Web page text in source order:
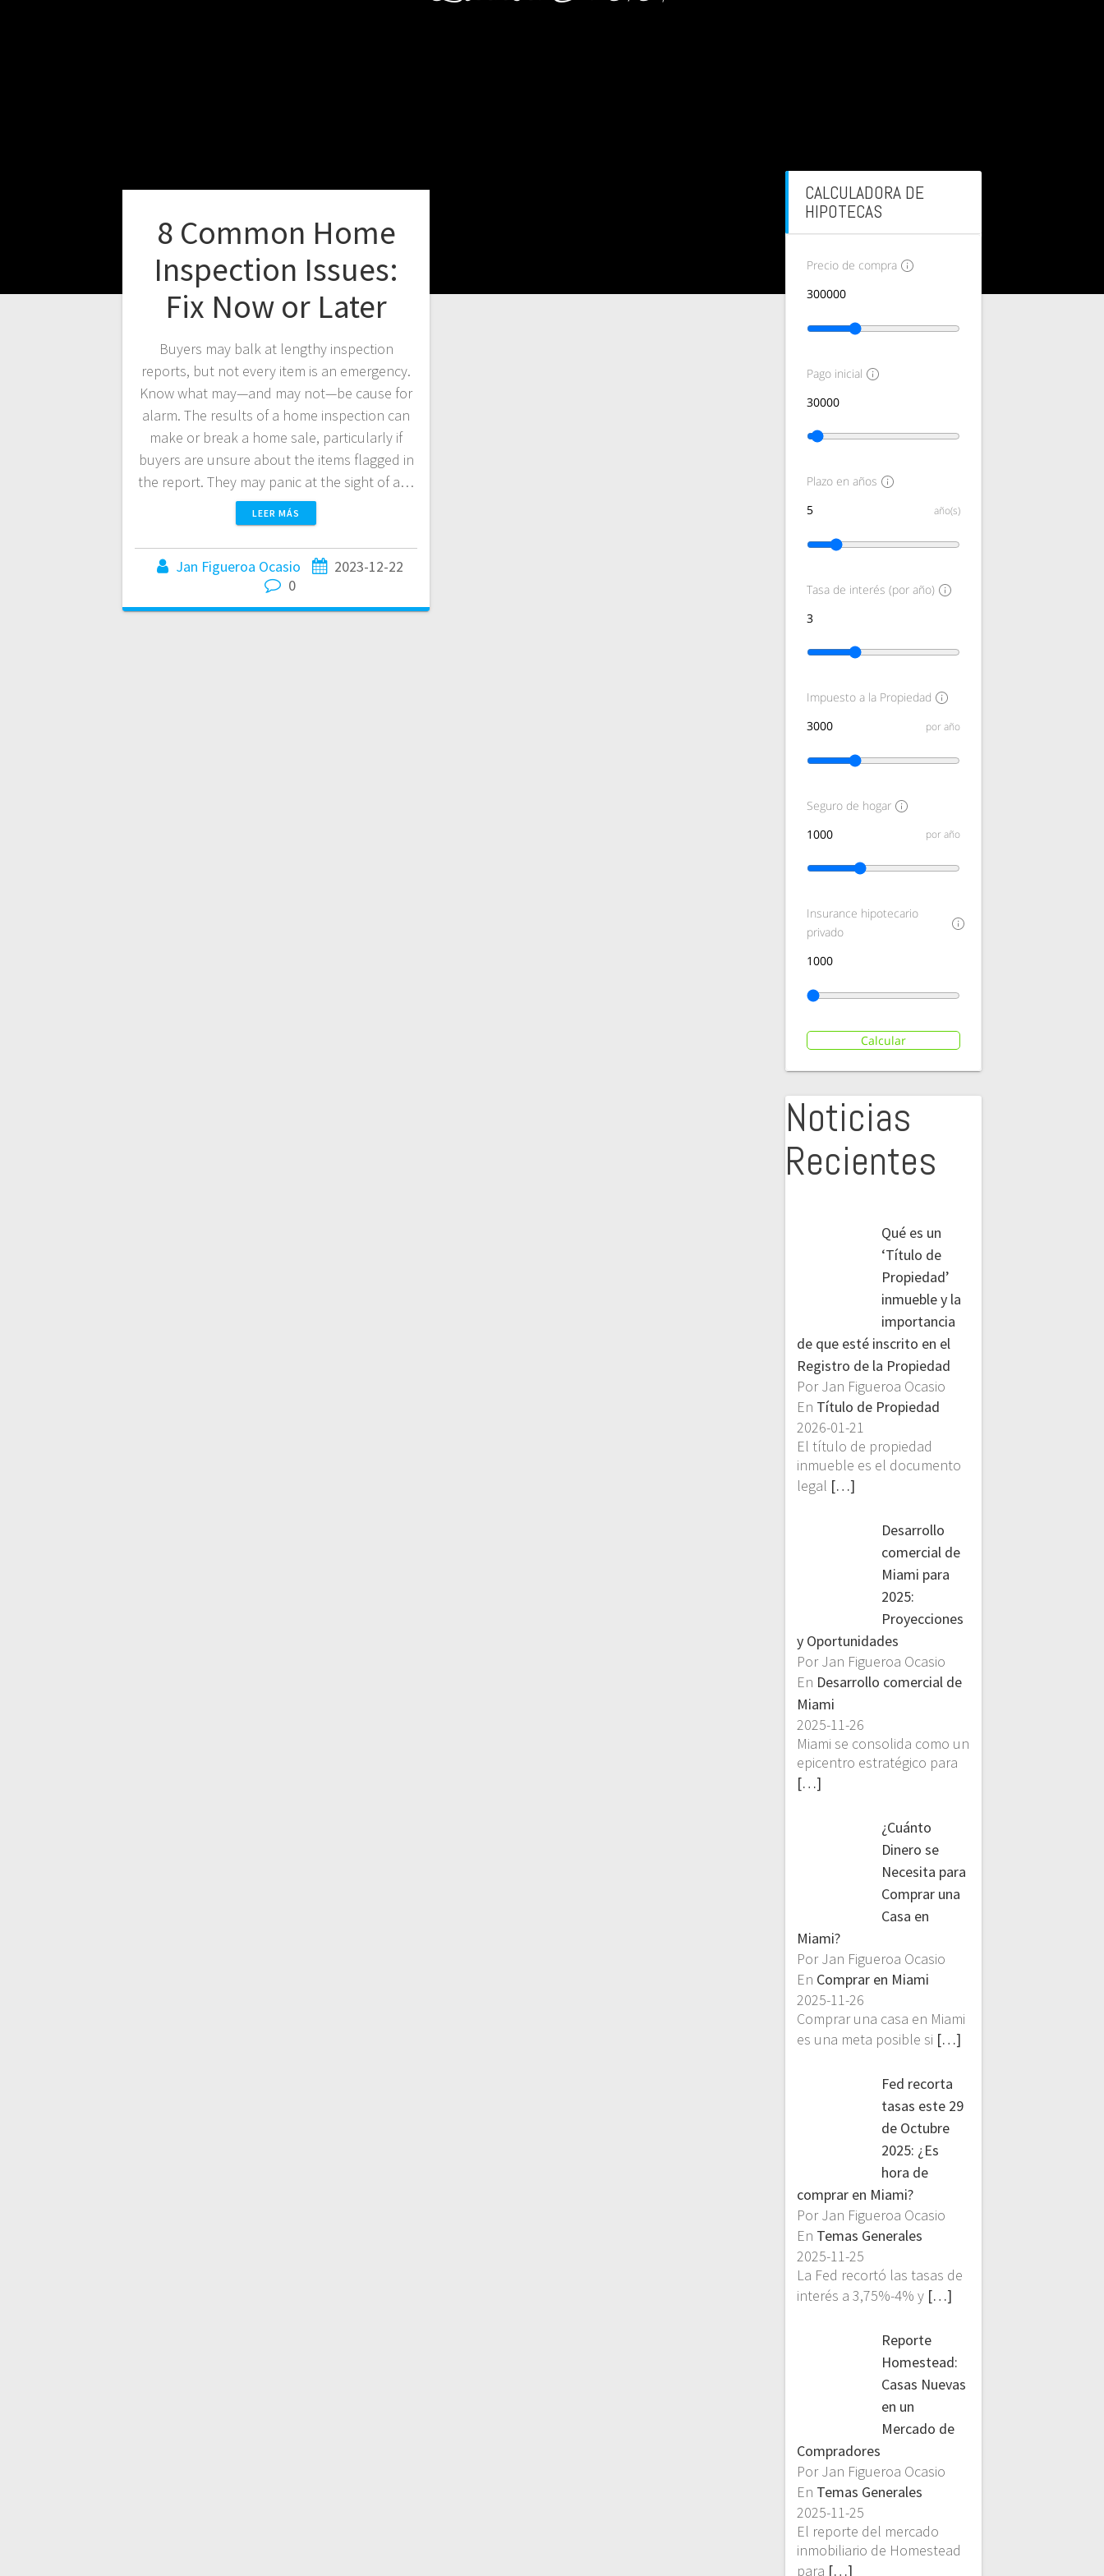
8 Common Home
Inspection Issues:
Fix Now or Later
Buyers may balk at lengthy inspection
reports, but not every item is an emergency.
Know what may—and may not—be cause for
alarm. The results of a home inspection can
make or break a home sale, particularly if
buyers are unsure about the items flagged in
the report. They may panic at the sight of a…
LEER MÁS
Jan Figueroa Ocasio
2023-12-22
0
CALCULADORA DE
HIPOTECAS
Precio de compra
Pago inicial
Plazo en años
año(s)
Tasa de interés (por año)
Impuesto a la Propiedad
por año
Seguro de hogar
por año
Insurance hipotecario
privado
Calcular
Noticias
Recientes
Qué es un
‘Título de
Propiedad’
inmueble y la
importancia
de que esté inscrito en el
Registro de la Propiedad
Por Jan Figueroa Ocasio
En Título de Propiedad
2026-01-21
El título de propiedad
inmueble es el documento
legal […]
Desarrollo
comercial de
Miami para
2025:
Proyecciones
y Oportunidades
Por Jan Figueroa Ocasio
En Desarrollo comercial de
Miami
2025-11-26
Miami se consolida como un
epicentro estratégico para
[…]
¿Cuánto
Dinero se
Necesita para
Comprar una
Casa en
Miami?
Por Jan Figueroa Ocasio
En Comprar en Miami
2025-11-26
Comprar una casa en Miami
es una meta posible si […]
Fed recorta
tasas este 29
de Octubre
2025: ¿Es
hora de
comprar en Miami?
Por Jan Figueroa Ocasio
En Temas Generales
2025-11-25
La Fed recortó las tasas de
interés a 3,75%-4% y […]
Reporte
Homestead:
Casas Nuevas
en un
Mercado de
Compradores
Por Jan Figueroa Ocasio
En Temas Generales
2025-11-25
El reporte del mercado
inmobiliario de Homestead
para […]